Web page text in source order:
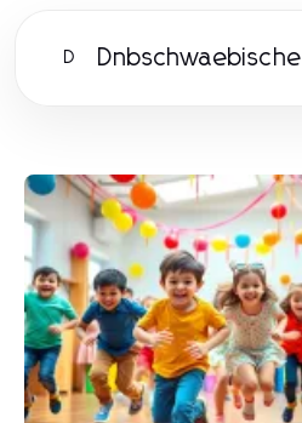
D Dnbschwaebische